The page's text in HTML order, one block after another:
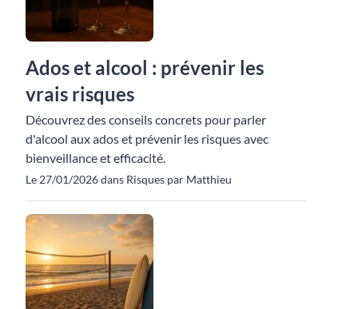
Ados et alcool : prévenir les
vrais risques
Découvrez des conseils concrets pour parler
d'alcool aux ados et prévenir les risques avec
bienveillance et efficacité.
Le 27/01/2026 dans Risques par Matthieu